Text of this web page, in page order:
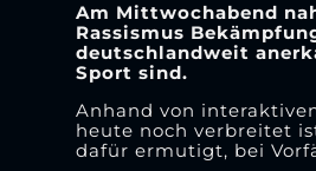
Am Mittwochabend
Rassismus
deutschlandweit
Sport sind.
Anhand von
heute noch verbreitet
dafür ermutigt, bei